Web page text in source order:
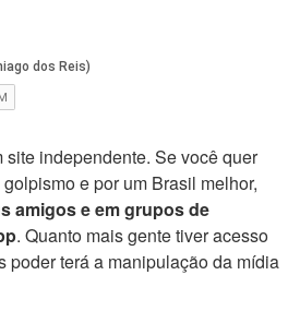
site independente. Se você quer
e por um Brasil melhor,
amigos e em grupos de
. Quanto mais gente tiver acesso
poder terá a manipulação da mídia